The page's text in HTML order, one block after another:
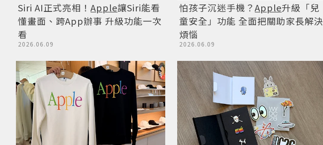
Siri AI正式亮相！ Apple讓Siri能看
懂畫面、跨App辦事 升級功能一次
看
2026.06.09
怕孩子沉迷手機？Apple升級「兒
童安全」功能 全面把關助家長解決
煩惱
2026.06.09